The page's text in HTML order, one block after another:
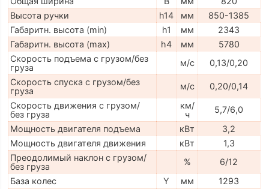
Высота ручки
h14 мм
850-1385
Габаритн. высота (min)
h1 мм
2343
Габаритн. высота (max)
h4 мм
5780
Скорость подъема с грузом/без
груза
м/с
0,13/0,20
Скорость спуска с грузом/без
груза
м/с
0,20/0,14
Скорость движения с грузом/
без груза
км/
ч
5,7/6,0
Мощность двигателя подъема
кВт
3,2
Мощность двигателя движения
кВт
1,3
Преодолимый наклон с грузом/
без груза
%
6/12
База колес
Y мм
1293